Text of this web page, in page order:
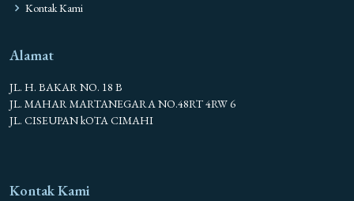
Kontak Kami
Alamat
JL. H. BAKAR NO. 18 B
JL. MAHAR MARTANEGARA NO.48RT 4RW 6
JL. CISEUPAN kOTA CIMAHI
Kontak Kami